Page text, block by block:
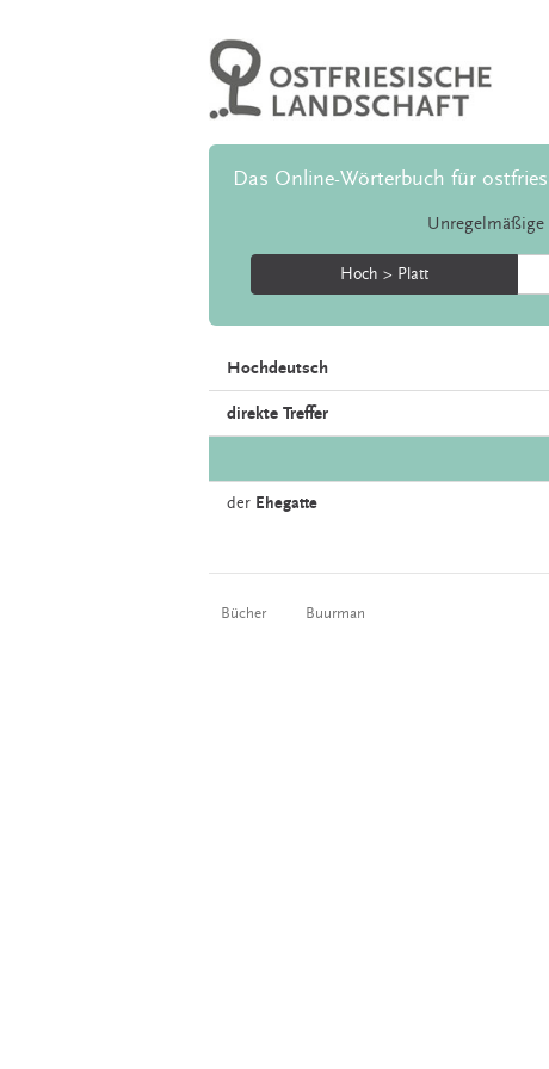
Das Online-Wörterbuch für
Unregelmäßige
Hoch > Platt
Hochdeutsch
direkte Treffer
der Ehegatte
Bücher Buurman